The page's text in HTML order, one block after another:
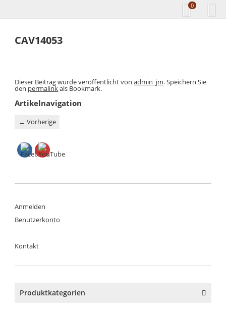
0
CAV14053
Dieser Beitrag wurde veröffentlicht vonadmin_jm. Speichern Sie
den permalinkals Bookmark.
Artikelnavigation
← Vorherige
Anmelden
Benutzerkonto
Kontakt
Produktkategorien